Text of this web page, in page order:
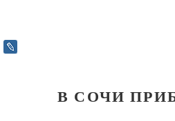
В СОЧИ